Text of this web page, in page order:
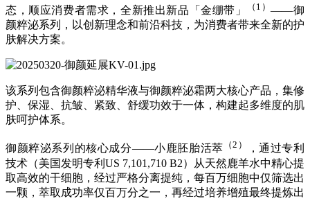
态，顺应消费者需求，全新推出新品「金绷带」
（1） ——御
颜粹泌系列，以创新理念和前沿科技，为消费者带来全新的护
肤解决方案。
该系列包含御颜粹泌精华液与御颜粹泌霜两大核心产品，集修
护、保湿、抗皱、紧致、舒缓功效于一体，构建起多维度的肌
肤呵护体系。
御颜粹泌系列的核心成分——小鹿胚胎活萃 （2）
，通过专利
技术（美国发明专利US 7,101,710 B2）从天然鹿羊水中精心提
取高效的干细胞，经过严格分离提纯，每百万细胞中仅筛选出
一颗，萃取成功率仅百万分之一，再经过培养增殖最终提炼出